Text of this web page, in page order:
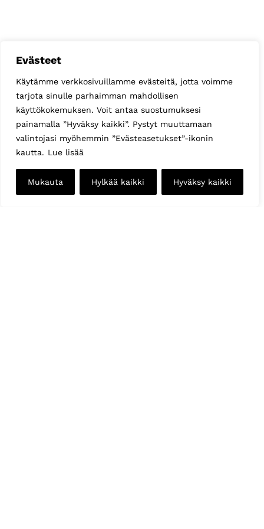
Evästeet
Käytämme verkkosivuillamme evästeitä, jotta voimme
tarjota sinulle parhaimman mahdollisen
käyttökokemuksen. Voit antaa suostumuksesi
painamalla ”Hyväksy kaikki”. Pystyt muuttamaan
valintojasi myöhemmin ”Evästeasetukset”-ikonin
kautta. Lue lisää
Mukauta Hylkää kaikki Hyväksy kaikki